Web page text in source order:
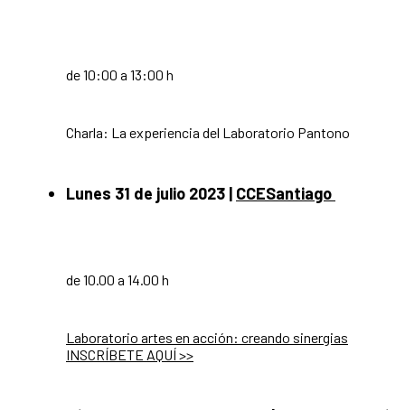
de 10:00 a 13:00 h
Charla: La experiencia del Laboratorio Pantono
Lunes 31 de julio 2023 | CCESantiago
de 10.00 a 14.00 h
Laboratorio artes en acción: creando sinergias
INSCRÍBETE AQUÍ >>